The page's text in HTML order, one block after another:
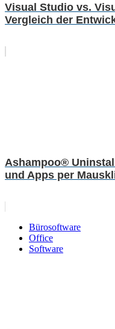
Visual Studio vs.
Vergleich der
Ashampoo®
und Apps per
Bürosoftware
Office
Software